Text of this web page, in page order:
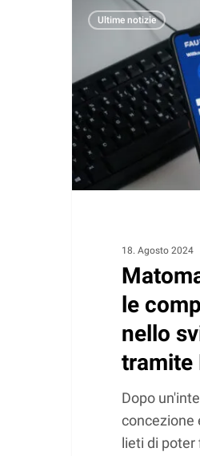
Matoma
espande
competenze
nello
sviluppo
web
tramite
PWA
Ultime notizie
18. Agosto 2024
le
nello
tramite
Dopo
concezione
lieti di